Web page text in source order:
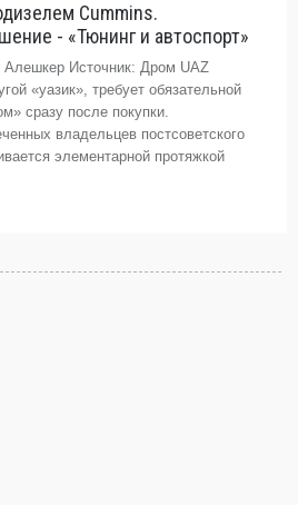
Cummins.
- «Тюнинг и автоспорт»
Алешкер Источник: Дром UAZ
«уазик», требует обязательной
сразу после покупки.
владельцев постсоветского
элементарной протяжкой